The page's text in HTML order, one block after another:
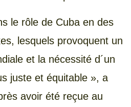
le rôle de Cuba en des
lesquels provoquent un
et la nécessité d´un
juste et équitable », a
avoir été reçue au